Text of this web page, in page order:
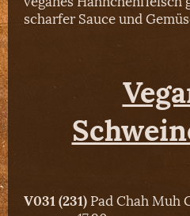
scharfer Sauce und
V031 (231)Pad Chah